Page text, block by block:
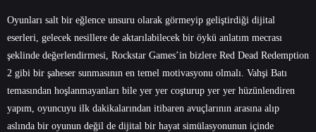
Oyunları salt bir eğlence unsuru olarak görmeyip geliştirdiği dijital
eserleri, gelecek nesillere de aktarılabilecek bir öykü anlatım mecrası
şeklinde değerlendirmesi, Rockstar Games’in bizlere Red Dead Redemption
2 gibi bir şaheser sunmasının en temel motivasyonu olmalı. Vahşi Batı
temasından hoşlanmayanları bile yer yer coşturup yer yer hüzünlendiren
yapım, oyuncuyu ilk dakikalarından itibaren avuçlarının arasına alıp
aslında bir oyunun değil de dijital bir hayat simülasyonunun içinde